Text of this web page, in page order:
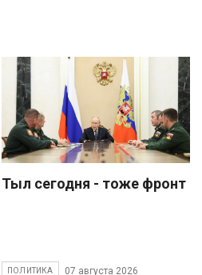
Тыл сегодня - тоже фронт
ПОЛИТИКА 07 августа 2026